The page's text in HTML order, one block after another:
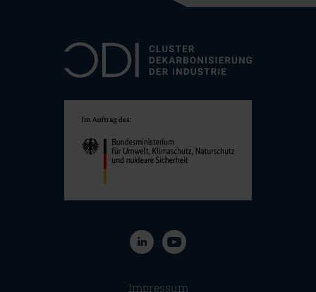
Navigation überspringen
Impressum